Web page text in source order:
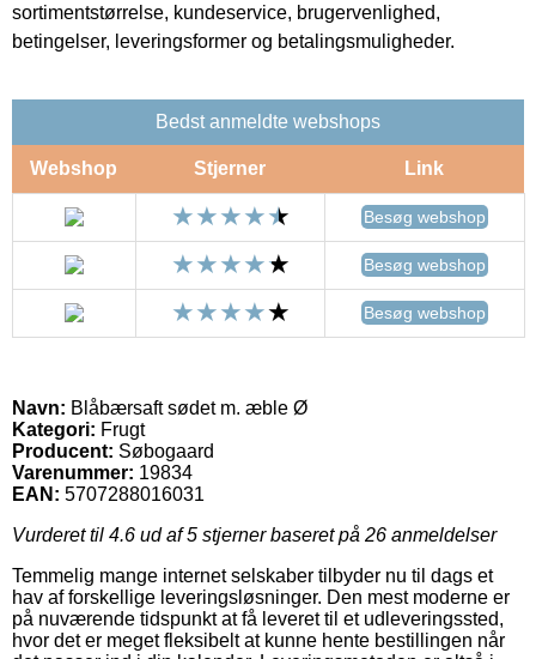
sortimentstørrelse, kundeservice, brugervenlighed,
betingelser, leveringsformer og betalingsmuligheder.
Bedst anmeldte webshops
Webshop Stjerner Link
Besøg webshop
Besøg webshop
Besøg webshop
Navn: Blåbærsaft sødet m. æble Ø
Kategori: Frugt
Producent: Søbogaard
Varenummer: 19834
EAN: 5707288016031
Vurderet til 4.6 ud af 5 stjerner baseret på 26 anmeldelser
Temmelig mange internet selskaber tilbyder nu til dags et
hav af forskellige leveringsløsninger. Den mest moderne er
på nuværende tidspunkt at få leveret til et udleveringssted,
hvor det er meget fleksibelt at kunne hente bestillingen når